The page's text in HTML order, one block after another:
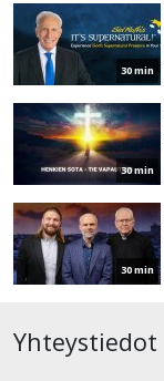
30 min
30 min
30 min
Yhteystiedot